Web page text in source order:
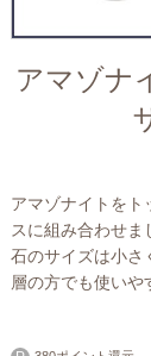
アマゾナ
アマゾナイトをト
スに組み合わせま
石のサイズは小さ
層の方でも使いや